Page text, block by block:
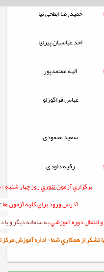
حمیدرضا ابطحی نیا
احد عباسیان پیرنیا
الهه معتمدپور
عباس قراگوزلو
سعید محمودی
رقیه داودی
برگزاري آزمونتئوريروز چهار شنبه :
آدرس ورود براي کليه آزمون ها
انتقال دوره آموزشيبه سامانه ديگر و
با تشکر از همکاري شما- اداره آموزش مرکز تربيت